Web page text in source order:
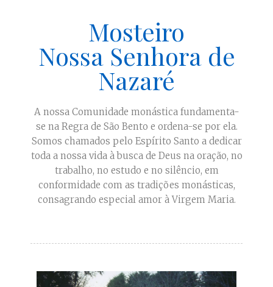
Mosteiro
Nossa Senhora de
Nazaré
A nossa Comunidade monástica fundamenta-
se na Regra de São Bento e ordena-se por ela.
Somos chamados pelo Espírito Santo a dedicar
toda a nossa vida à busca de Deus na oração, no
trabalho, no estudo e no silêncio, em
conformidade com as tradições monásticas,
consagrando especial amor à Virgem Maria.